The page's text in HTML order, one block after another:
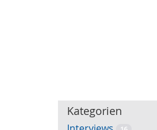
Kategorien